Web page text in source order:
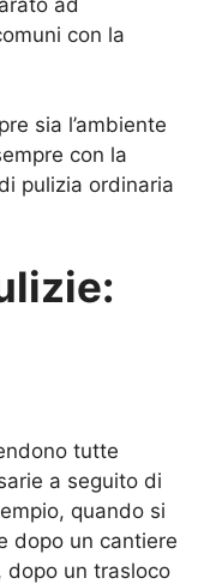
con la
sia l’ambiente
con la
pulizia ordinaria
tutte
a seguito di
quando si
dopo un cantiere
dopo un trasloco